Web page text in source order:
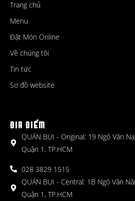
Trang chủ
Menu
Đặt Món Online
Về chúng tôi
Tin tức
Sơ đồ website
ĐỊA ĐIỂM
QUÁN BỤI - Original: 19 Ngô Văn
Quận 1, TP.HCM
028 3829 1515
QUÁN BỤI - Central: 1B Ngô Văn
Quận 1, TP.HCM